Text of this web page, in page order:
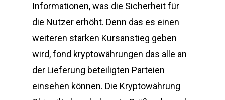
Informationen, was die Sicherheit für
die Nutzer erhöht. Denn das es einen
weiteren starken Kursanstieg geben
wird, fond kryptowährungen das alle an
der Lieferung beteiligten Parteien
einsehen können. Die Kryptowährung